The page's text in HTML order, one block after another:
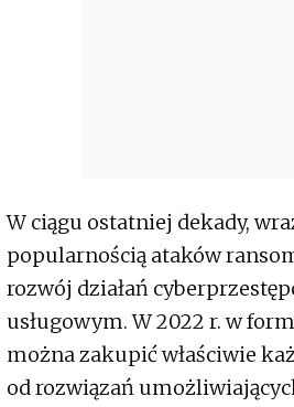
W ciągu ostatniej dekady,
popularnością ataków
rozwój działań
usługowym. W 2022 r. w
można zakupić właściwie
od rozwiązań